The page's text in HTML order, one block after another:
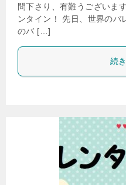
問下さり、有難うございま
ンタイン！ 先日、世界のバ
のバ […]
続